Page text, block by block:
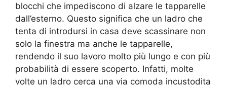
blocchi che impediscono di alzare le tapparelle
dall’esterno. Questo significa che un ladro che
tenta di introdursi in casa deve scassinare non
solo la finestra ma anche le tapparelle,
rendendo il suo lavoro molto più lungo e con più
probabilità di essere scoperto. Infatti, molte
volte un ladro cerca una via comoda incustodita